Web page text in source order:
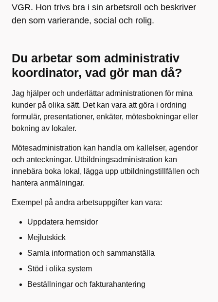
VGR. Hon trivs bra i sin arbetsroll och beskriver
den som varierande, social och rolig.
Du arbetar som administrativ
koordinator, vad gör man då?
Jag hjälper och underlättar administrationen för mina
kunder på olika sätt. Det kan vara att göra i ordning
formulär, presentationer, enkäter, mötesbokningar eller
bokning av lokaler.
Mötesadministration kan handla om kallelser, agendor
och anteckningar. Utbildningsadministration kan
innebära boka lokal, lägga upp utbildningstillfällen och
hantera anmälningar.
Exempel på andra arbetsuppgifter kan vara:
Uppdatera hemsidor
Mejlutskick
Samla information och sammanställa
Stöd i olika system
Beställningar och fakturahantering